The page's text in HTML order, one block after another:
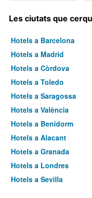
Les ciutats que
Hotels a Barcelona
Hotels a Madrid
Hotels a Còrdova
Hotels a Toledo
Hotels a Saragossa
Hotels a València
Hotels a Benidorm
Hotels a Alacant
Hotels a Granada
Hotels a Londres
Hotels a Sevilla